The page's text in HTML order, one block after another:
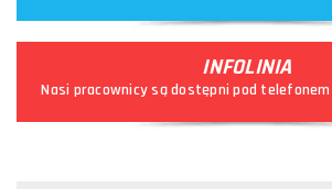
INFOLINIA
Nasi pracownicy są dostępni pod telefonem